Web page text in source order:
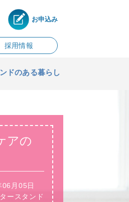
お申込み
採用情報
ドのある暮らし
アの
月05日
ースタンド